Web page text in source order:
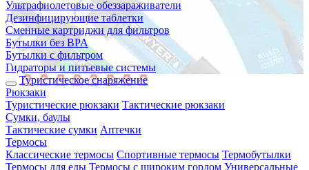
Ультрафиолетовые обеззараживатели
Дезинфицирующие таблетки
Сменные картриджи для фильтров
Бутылки без BPA
Бутылки с фильтром
Гидраторы и питьевые системы
Туристическое снаряжение
Рюкзаки
Туристические рюкзаки Тактические рюкзаки
Сумки, баулы
Тактические сумки Аптечки
Термосы
Классические термосы Спортивные термосы Термобутылки
Термосы для еды Термосы с широким горлом Универсальные